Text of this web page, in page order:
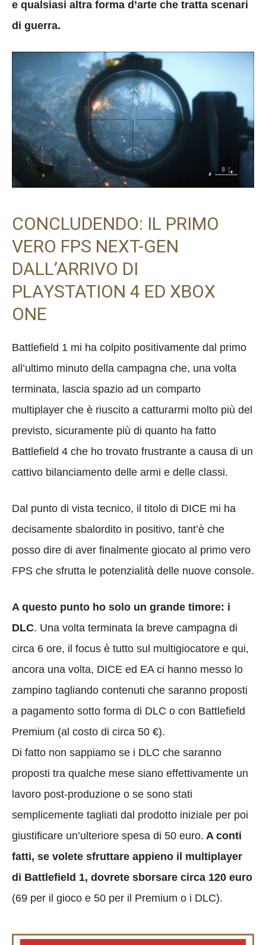
e qualsiasi altra forma d’arte che tratta scenari
di guerra.
CONCLUDENDO: IL PRIMO
VERO FPS NEXT-GEN
DALL’ARRIVO DI
PLAYSTATION 4 ED XBOX
ONE
Battlefield 1 mi ha colpito positivamente dal primo
all’ultimo minuto della campagna che, una volta
terminata, lascia spazio ad un comparto
multiplayer che è riuscito a catturarmi molto più del
previsto, sicuramente più di quanto ha fatto
Battlefield 4 che ho trovato frustrante a causa di un
cattivo bilanciamento delle armi e delle classi.
Dal punto di vista tecnico, il titolo di DICE mi ha
decisamente sbalordito in positivo, tant’è che
posso dire di aver finalmente giocato al primo vero
FPS che sfrutta le potenzialità delle nuove console.
A questo punto ho solo un grande timore: i
DLC. Una volta terminata la breve campagna di
circa 6 ore, il focus è tutto sul multigiocatore e qui,
ancora una volta, DICE ed EA ci hanno messo lo
zampino tagliando contenuti che saranno proposti
a pagamento sotto forma di DLC o con Battlefield
Premium (al costo di circa 50 €).
Di fatto non sappiamo se i DLC che saranno
proposti tra qualche mese siano effettivamente un
lavoro post-produzione o se sono stati
semplicemente tagliati dal prodotto iniziale per poi
giustificare un’ulteriore spesa di 50 euro. A conti
fatti, se volete sfruttare appieno il multiplayer
di Battlefield 1, dovrete sborsare circa 120 euro
(69 per il gioco e 50 per il Premium o i DLC).